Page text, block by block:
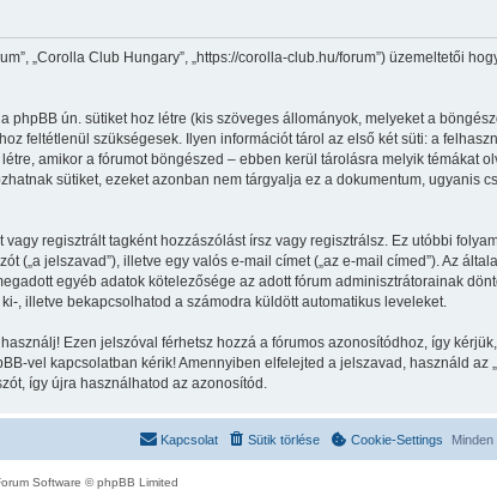
„Corolla Club Hungary”, „https://corolla-club.hu/forum”) üzemeltetői
ún. sütiket hoz létre (kis szöveges állományok, melyeket a
feltétlenül szükségesek. Ilyen információt tárol az első két süti: a
amikor a fórumot böngészed – ebben kerül tárolásra melyik témákat
sütiket, ezeket azonban nem tárgyalja ez a dokumentum, ugyanis
regisztrált tagként hozzászólást írsz vagy regisztrálsz. Ez utóbbi
jelszavad”), illetve egy valós e-mail címet („az e-mail címed”). Az
egyéb adatok kötelezősége az adott fórum adminisztrátorainak
, illetve bekapcsolhatod a számodra küldött automatikus leveleket.
Ezen jelszóval férhetsz hozzá a fórumos azonosítódhoz, így
vel kapcsolatban kérik! Amennyiben elfelejted a jelszavad, használd az
így újra használhatod az azonosítód.
Minden
Cookie-Settings
Sütik törlése
Kapcsolat
Software © phpBB Limited